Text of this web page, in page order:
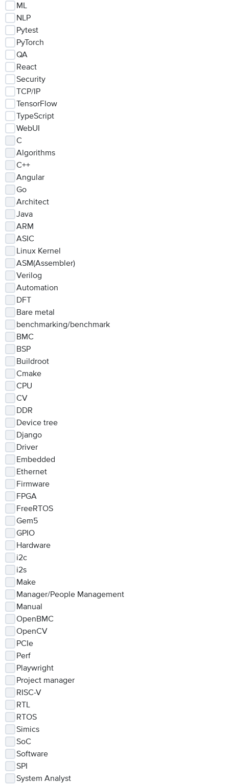
ML
NLP
Pytest
PyTorch
QA
React
Security
TCP/IP
TensorFlow
TypeScript
WebUI
C
Algorithms
C++
Angular
Go
Architect
Java
ARM
ASIC
Linux Kernel
ASM(Assembler)
Verilog
Automation
DFT
Bare metal
benchmarking/benchmark
BMC
BSP
Buildroot
Cmake
CPU
CV
DDR
Device tree
Django
Driver
Embedded
Ethernet
Firmware
FPGA
FreeRTOS
Gem5
GPIO
Hardware
i2c
i2s
Make
Manager/People Management
Manual
OpenBMC
OpenCV
PCIe
Perf
Playwright
Project manager
RISC-V
RTL
RTOS
Simics
SoC
Software
SPI
System Analyst